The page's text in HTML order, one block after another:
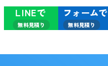
LINEで
無料見積り
フォームで
無料見積り